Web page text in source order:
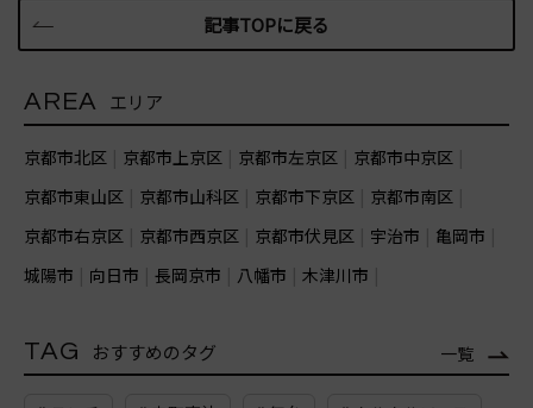
記事TOPに戻る
AREA エリア
京都市北区 京都市上京区 京都市左京区
京都市中京区
京都市東山区
京都市山科区 京都市下京区
京都市南区
京都市右京区
京都市西京区 京都市伏見区 宇治市
亀岡市
城陽市
向日市 長岡京市 八幡市 木津川市
TAG おすすめのタグ 一覧